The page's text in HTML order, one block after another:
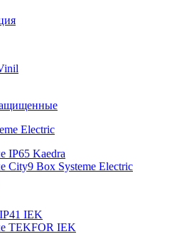
Electric
IP65 Kaedra
City9 Box Systeme Electric
IEK
TEKFOR IEK